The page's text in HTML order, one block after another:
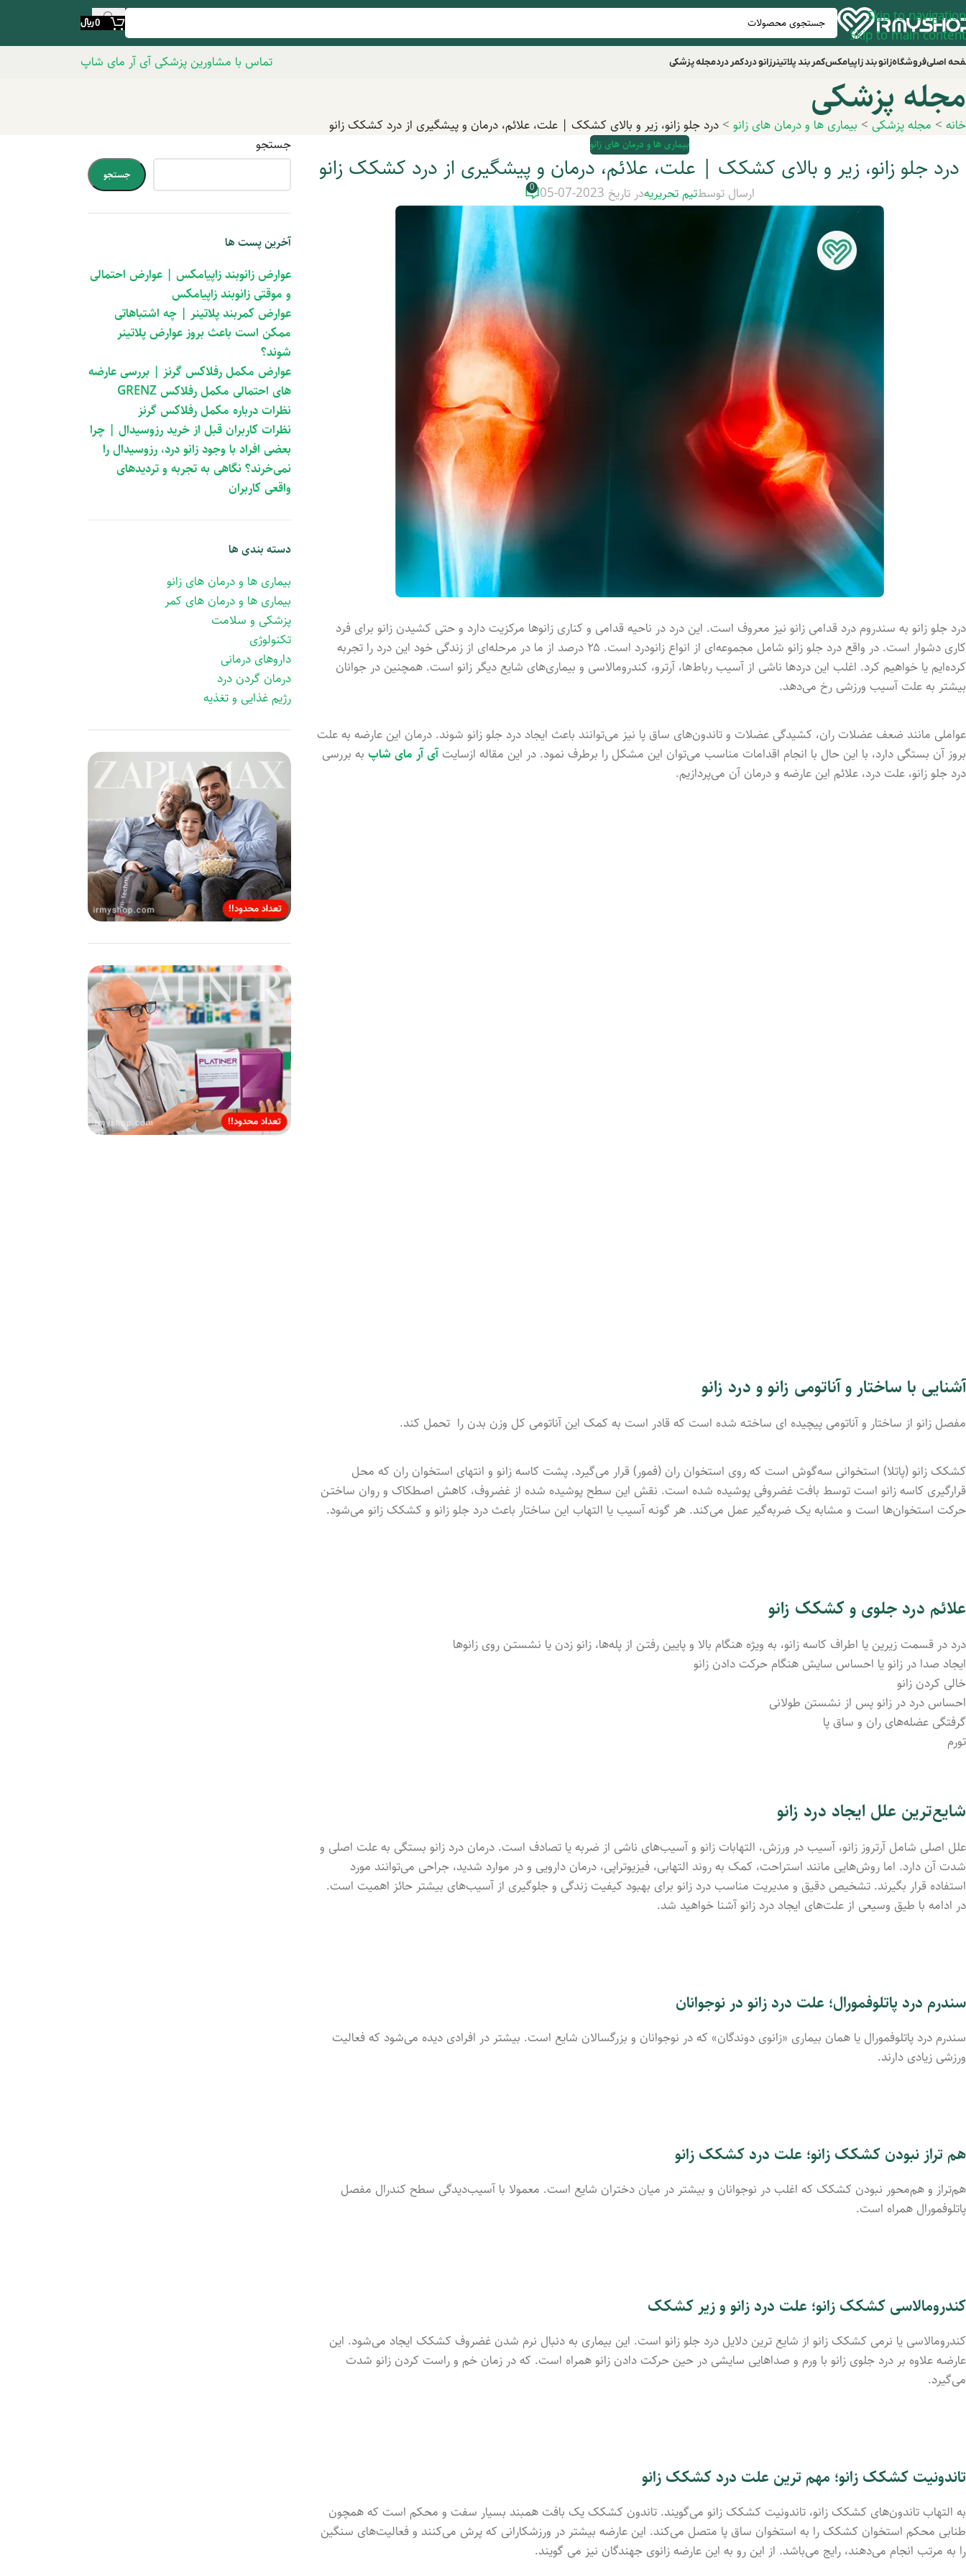
Skip to navigation
Skip to main content
0﷼
اصلیفروشگاهزانو بند زاپیامکسکمر بند پلاتینرزانو دردکمر دردمجله پزشکی تماس با مشاورین پزشکی آی آر مای شاپ
مجله پزشکی
خانه > مجله پزشکی > بیماری ها و درمان های زانو > درد جلو زانو، زیر و بالای کشکک | علت، علائم، درمان و پیشگیری از درد کشکک زانو
بیماری ها و درمان های زانو
درد جلو زانو، زیر و بالای کشکک | علت، علائم، درمان و پیشگیری از درد کشکک زانو
ارسال توسطتیم تحریریهدر تاریخ 2023-07-05 0
درد جلو زانو به سندروم درد قدامی زانو نیز معروف است. این درد در ناحیه قدامی و کناری زانوها مرکزیت دارد و حتی کشید‌ن زانو برای فرد
کاری دشوار است. در واقع درد جلو زانو شامل مجموعه‌ای از انواع زانودرد است. ۲۵ درصد از ما در مرحله‌ای از زندگی خود این درد را تجربه
کرده‌ایم یا خواهیم کرد. اغلب این دردها ناشی از آسیب رباط‌ها، آرترو، کندرومالاسی و بیماری‌های شایع دیگر زانو است. همچنین در جوانان
بیشتر به علت آسیب ورزشی رخ می‌دهد.
عواملی مانند ضعف عضلات ران، کشیدگی عضلات و تاندون‌های ساق پا نیز می‌توانند باعث ایجاد درد جلو زانو شوند. درمان این عارضه به علت
بروز آن بستگی دارد، با این حال با انجام اقدامات مناسب می‌توان این مشکل را برطرف نمود. در این مقاله ازسایتآی آر مای شاپ به بررسی
درد جلو زانو، علت درد، علائم این عارضه و درمان آن می‌پردازیم.
آشنایی با ساختار و آناتومی زانو و درد زانو
مفصل زانو از ساختار و آناتومی پیچید‌ه ای ساختـه شد‌ه است که قادر است به کمک این آناتومی کل وزن بدن را تحمل کند.
کشکک زانو (پاتلا) استخوانی سه‌گوش است که روی استخوان ران (فمور) قرار می‌گیرد. پشت کاسه زانو و انتهای استخوان ران که محل
قرارگیری کاسه زانو است توسط بافت غضروفی پوشید‌ه شد‌ه است. نقش این سطح پوشید‌ه شد‌ه از غضروف، کاهش اصطکاک و روان ساختـن
حرکت استخوان‌ها است و مشابه یک ضربه‌گیر عمل می‌کند. هر گونـه آسیب یا التهاب این ساختار باعث درد جلو زانو و کشکک زانو می‌شود.
علائم درد جلوی و کشکک زانو
درد در قسمت زیرین یا اطراف کاسه زانو، به ویژه هنگام بالا و پایین رفتـن از پله‌ها، زانو زد‌ن یا نشستـن روی زانوها
ایجاد صدا در زانو یا احساس سایش هنگام حرکت داد‌ن زانو
خالی کردن زانو
احساس درد در زانو پس از نشستن طولانی
گرفتگی عضله‌های ران و ساق پا
تورم
شایع‌ترین علل ایجاد درد زانو
علل اصلی شامل آرتروز زانو، آسیب در ورزش، التهابات زانو و آسیب‌های ناشی از ضربه یا تصادف است. درمان درد زانو بستگی به علت اصلی و
شدت آن دارد. اما روش‌هایی مانند استراحت، کمک به روند التهابی، فیزیوتراپی، درمان دارویی و در موارد شدید، جراحی می‌توانند مورد
استفاده قرار بگیرند. تشخیص دقیق و مدیریت مناسب درد زانو برای بهبود کیفیت زندگی و جلوگیری از آسیب‌های بیشتر حائز اهمیت است.
در ادامه با طیق وسیعی از علت‌های ایجاد درد زانو آشنا خواهید شد.
سندرم درد پاتلوفمورال؛ علت درد زانو در نوجوانان
سندرم درد پاتلوفمورال یا همان بیماری «زانوی دوندگان» که در نوجوانان و بزرگسالان شایع است. بیشتر در افرادی دید‌ه می‌شود که فعالیت
ورزشی زیادی دارند.
هم‌ تراز نبود‌ن کشکک زانو؛ علت درد کشکک زانو
هم‌تراز و هم‌محور نبودن کشکک که اغلب در نوجوانان و بیشتر در میان دختران شایع است. معمولا با آسیب‌دیدگی سطح کندرال مفصل
پاتلوفمورال همراه است.
کندرومالاسی کشکک زانو؛ علت درد زانو و زیر کشکک
کندرومالاسی یا نرمی کشکک زانو از شایع ترین دلایل درد جلو زانو است. این بیماری به دنبال نرم شدن غضروف کشکک ایجاد می‌شود. این
عارضـه علاوه بر درد جلوی زانو با ورم و صداهایی سایشی در حین حرکت داد‌ن زانو همراه است. که در زمان خم و راست کرد‌ن زانو شدت
می‌گیرد.
تاندونیت کشکک زانو؛ مهم ترین علت درد کشکک زانو
به التهاب تاندون‌های کشکک زانو، تاندونیت کشکک زانو می‌گویند. تاندون کشکک یک بافت همبند بسیار سفت و محکم است که همچون
طنابی محکم استخوان کشکک را به استخوان ساق پا متصل می‌کند. این عارضه بیشتر در ورزشکارانی که پرش می‌کنند و فعالیت‌های سنگین
را به مرتب انجام می‌دهند، رایج می‌باشد. از این رو به این عارضه زانوی جهندگان نیز می گویند.
جستجو
جستجو
آخرین پست ها
عوارض زانوبند زاپیامکس | عوارض احتمالی
و موقتی زانوبند زاپیامکس
عوارض کمربند پلاتینر | چه اشتباهاتی
ممکن است باعث بروز عوارض پلاتینر
شوند؟
عوارض مکمل رفلاکس گرنز | بررسی عارضه
های احتمالی مکمل رفلاکس GRENZ
نظرات درباره مکمل رفلاکس گرنز
نظرات کاربران قبل از خرید رزوسیدال | چرا
بعضی افراد با وجود زانو درد، رزوسیدال را
نمی‌خرند؟ نگاهی به تجربه و تردیدهای
واقعی کاربران
دسته بندی ها
بیماری ها و درمان های زانو
بیماری ها و درمان های کمر
پزشکی و سلامت
تکنولوژی
داروهای درمانی
درمان گردن درد
رژیم غذایی و تغذیه